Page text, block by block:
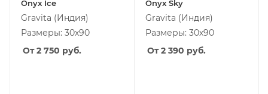
Onyx Ice
Gravita (Индия)
Размеры: 30х90
От 2 750 руб.
Onyx Sky
Gravita (Индия)
Размеры: 30х90
От 2 390 руб.